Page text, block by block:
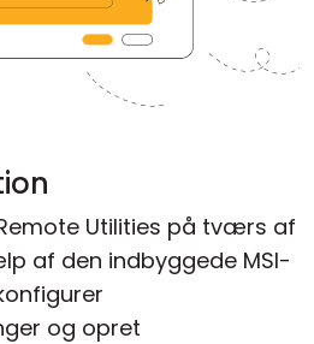
Utilities på tværs af
af den indbyggede MSI-
og opret